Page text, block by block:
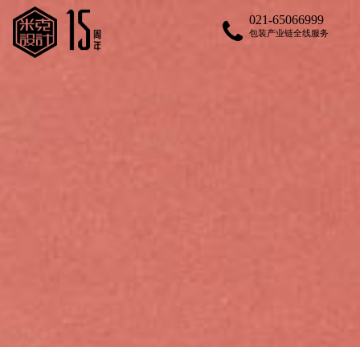
021-65066999
包装产业链全线服务